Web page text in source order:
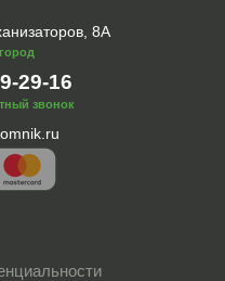
8А
29-16
звонок